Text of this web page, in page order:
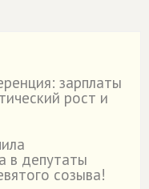
зарплаты
рост и
в депутаты
созыва!